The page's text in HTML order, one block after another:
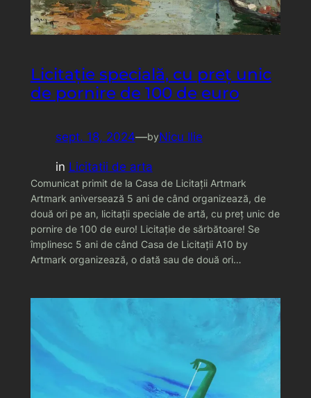
Licitație specială, cu preț unic
de pornire de 100 de euro
sept. 18, 2024—byNicu Ilie
in Licitatii de arta
Comunicat primit de la Casa de Licitații Artmark
Artmark aniversează 5 ani de când organizează, de
două ori pe an, licitații speciale de artă, cu preț unic de
pornire de 100 de euro! Licitație de sărbătoare! Se
împlinesc 5 ani de când Casa de Licitații A10 by
Artmark organizează, o dată sau de două ori…